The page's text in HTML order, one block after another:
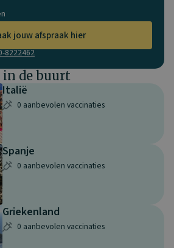
jouw afspraak hier
8222462
in de buurt
Italië
0 aanbevolen vaccinaties
Spanje
0 aanbevolen vaccinaties
Griekenland
0 aanbevolen vaccinaties